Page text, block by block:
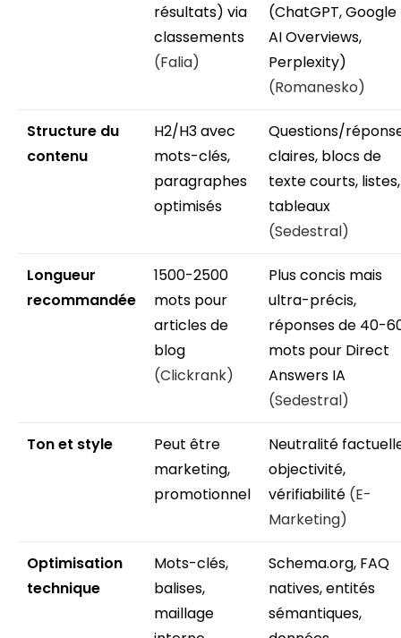
résultats) via
classements
(Falia)
(ChatGPT, Google
AI Overviews,
Perplexity)
(Romanesko)
Structure du
contenu
H2/H3 avec
mots-clés,
paragraphes
optimisés
Questions/
claires, blocs de
texte courts, listes,
tableaux
(Sedestral)
Longueur
recommandée
1500-2500
mots pour
articles de
blog
(Clickrank)
Plus concis mais
ultra-précis,
réponses de 40-
mots pour Direct
Answers IA
(Sedestral)
Ton et style
Peut être
marketing,
promotionnel
Neutralité
objectivité,
vérifiabilité (E-
Marketing)
Optimisation
technique
Mots-clés,
balises,
maillage
Schema.org, FAQ
natives, entités
sémantiques,